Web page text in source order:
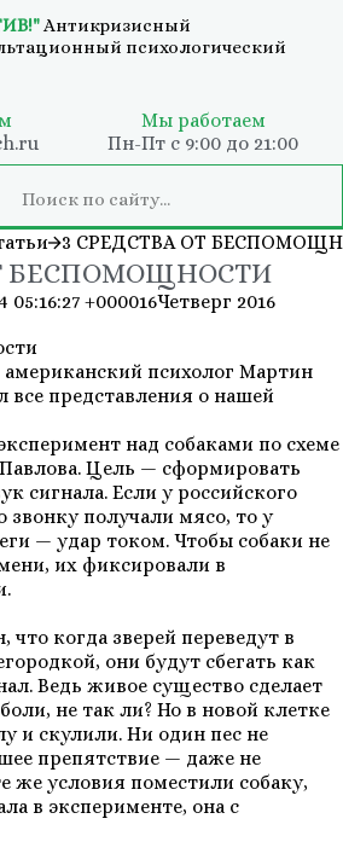
Антикризисный
психологический
Мы работаем
Пн-Пт с 9:00 до 21:00
3 СРЕДСТВА ОТ
БЕСПОМОЩНОСТИ
05:16:27 +000016Четверг 2016
американский психолог Мартин
все представления о нашей
над собаками по схеме
Цель — сформировать
сигнала. Если у российского
звонку получали мясо, то у
— удар током. Чтобы собаки не
их фиксировали в
что когда зверей переведут в
они будут сбегать как
Ведь живое существо сделает
не так ли? Но в новой клетке
и скулили. Ни один пес не
препятствие — даже не
же условия поместили собаку,
в эксперименте, она с